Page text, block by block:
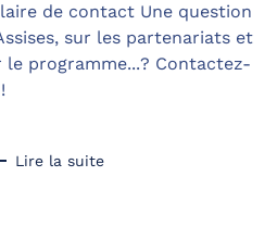
de contact Une question
sur les partenariats et
le programme...? Contactez-
Lire la suite